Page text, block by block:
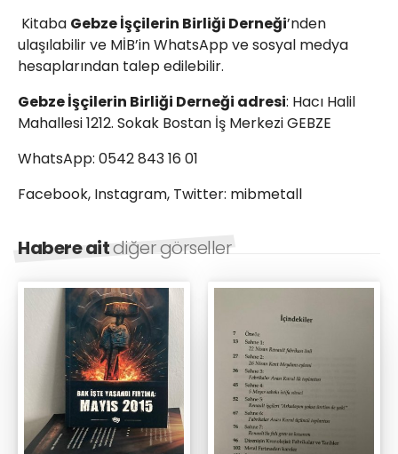
Kitaba Gebze İşçilerin Birliği Derneği’nden
ulaşılabilir ve MİB’in WhatsApp ve sosyal medya
hesaplarından talep edilebilir.
Gebze İşçilerin Birliği Derneği adresi: Hacı Halil
Mahallesi 1212. Sokak Bostan İş Merkezi GEBZE
WhatsApp: 0542 843 16 01
Facebook, Instagram, Twitter: mibmetall
Habere aitdiğer görseller